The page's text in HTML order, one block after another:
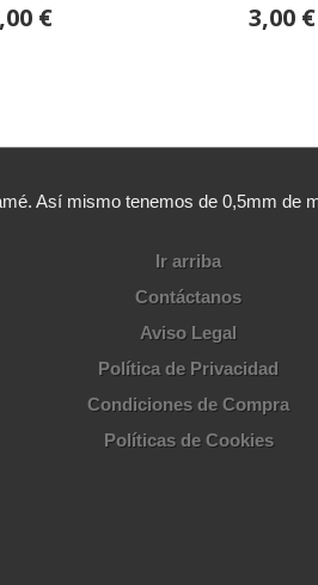
€ 3,00 €
Así mismo tenemos de 0,5mm de
Ir arriba
Contáctanos
Aviso Legal
Política de Privacidad
Condiciones de Compra
Políticas de Cookies